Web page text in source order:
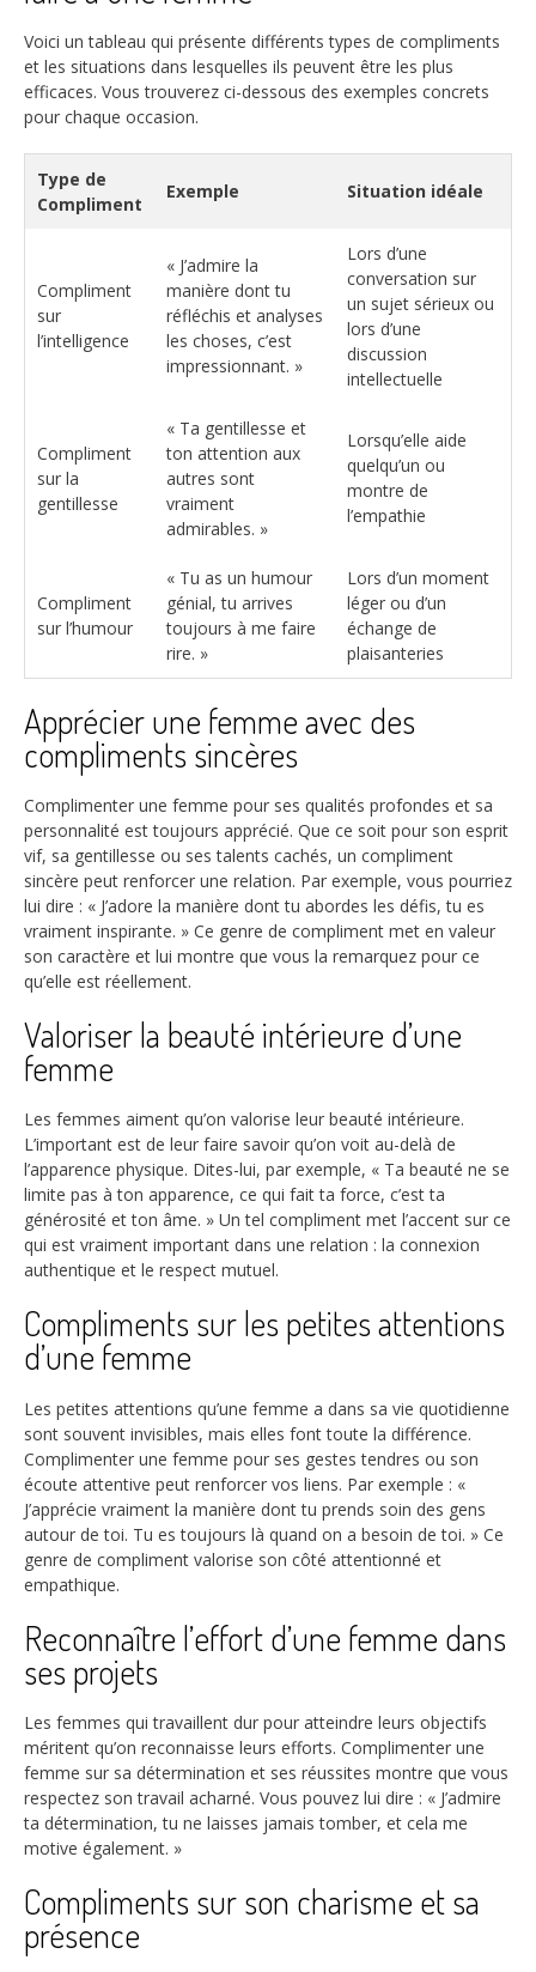
Voici un tableau qui présente différents types de compliments
et les situations dans lesquelles ils peuvent être les plus
efficaces. Vous trouverez ci-dessous des exemples concrets
pour chaque occasion.
Type de
Compliment
Exemple Situation idéale
Compliment
sur
l’intelligence
« J’admire la
manière dont tu
réfléchis et analyses
les choses, c’est
impressionnant. »
Lors d’une
conversation sur
un sujet sérieux ou
lors d’une
discussion
intellectuelle
Compliment
sur la
gentillesse
« Ta gentillesse et
ton attention aux
autres sont
vraiment
admirables. »
Lorsqu’elle aide
quelqu’un ou
montre de
l’empathie
Compliment
sur l’humour
« Tu as un humour
génial, tu arrives
toujours à me faire
rire. »
Lors d’un moment
léger ou d’un
échange de
plaisanteries
Apprécier une femme avec des
compliments sincères
Complimenter une femme pour ses qualités profondes et sa
personnalité est toujours apprécié. Que ce soit pour son esprit
vif, sa gentillesse ou ses talents cachés, un compliment
sincère peut renforcer une relation. Par exemple, vous pourriez
lui dire : « J’adore la manière dont tu abordes les défis, tu es
vraiment inspirante. » Ce genre de compliment met en valeur
son caractère et lui montre que vous la remarquez pour ce
qu’elle est réellement.
Valoriser la beauté intérieure d’une
femme
Les femmes aiment qu’on valorise leur beauté intérieure.
L’important est de leur faire savoir qu’on voit au-delà de
l’apparence physique. Dites-lui, par exemple, « Ta beauté ne se
limite pas à ton apparence, ce qui fait ta force, c’est ta
générosité et ton âme. » Un tel compliment met l’accent sur ce
qui est vraiment important dans une relation : la connexion
authentique et le respect mutuel.
Compliments sur les petites attentions
d’une femme
Les petites attentions qu’une femme a dans sa vie quotidienne
sont souvent invisibles, mais elles font toute la différence.
Complimenter une femme pour ses gestes tendres ou son
écoute attentive peut renforcer vos liens. Par exemple : «
J’apprécie vraiment la manière dont tu prends soin des gens
autour de toi. Tu es toujours là quand on a besoin de toi. » Ce
genre de compliment valorise son côté attentionné et
empathique.
Reconnaître l’effort d’une femme dans
ses projets
Les femmes qui travaillent dur pour atteindre leurs objectifs
méritent qu’on reconnaisse leurs efforts. Complimenter une
femme sur sa détermination et ses réussites montre que vous
respectez son travail acharné. Vous pouvez lui dire : « J’admire
ta détermination, tu ne laisses jamais tomber, et cela me
motive également. »
Compliments sur son charisme et sa
présence